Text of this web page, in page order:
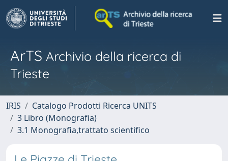
ArTS Archivio della ricerca di
Trieste
IRIS
Catalogo Prodotti Ricerca UNITS
3 Libro (Monografia)
3.1 Monografia,trattato scientifico